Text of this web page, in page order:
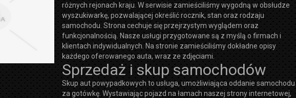
różnych rejonach kraju. W serwisie zamieściliśmy wygodną w obsłudze
wyszukiwarkę, pozwalającej określić rocznik, stan oraz rodzaju
samochodu. Strona cechuje się przejrzystym wyglądem oraz
funkcjonalnością. Nasze usługi przygotowane są z myślą o firmach i
klientach indywidualnych. Na stronie zamieściliśmy dokładne opisy
każdego oferowanego auta, wraz ze zdjęciami.
Sprzedaż i skup samochodów
Skup aut powypadkowych to usługa, umożliwiająca oddanie samochodu
za gotówkę. Wystawiając pojazd na łamach naszej strony internetowej,